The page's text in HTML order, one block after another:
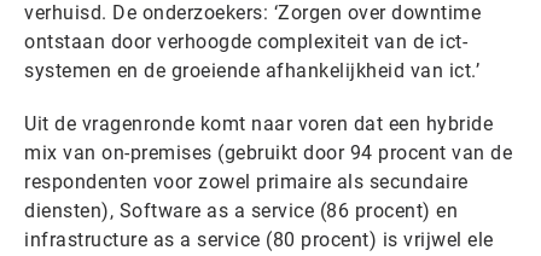
verhuisd. De onderzoekers: ‘Zorgen over downtime
ontstaan door verhoogde complexiteit van de ict-
systemen en de groeiende afhankelijkheid van ict.’
Uit de vragenronde komt naar voren dat een hybride
mix van on-premises (gebruikt door 94 procent van de
respondenten voor zowel primaire als secundaire
diensten), Software as a service (86 procent) en
infrastructure as a service (80 procent) is vrijwel ele